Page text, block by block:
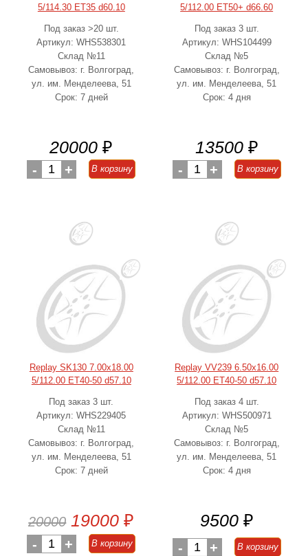
5/114.30 ET35 d60.10
Под заказ >20 шт.
Артикул: WHS538301
Склад №11
Самовывоз: г. Волгоград,
ул. им. Менделеева, 51
Срок: 7 дней
20000 ₽
- 1 + В корзину
5/112.00 ET50+ d66.60
Под заказ 3 шт.
Артикул: WHS104499
Склад №5
Самовывоз: г. Волгоград,
ул. им. Менделеева, 51
Срок: 4 дня
13500 ₽
- 1 + В корзину
Replay SK130 7.00x18.00
5/112.00 ET40-50 d57.10
Под заказ 3 шт.
Артикул: WHS229405
Склад №11
Самовывоз: г. Волгоград,
ул. им. Менделеева, 51
Срок: 7 дней
20000 19000 ₽
- 1 + В корзину
Replay VV239 6.50x16.00
5/112.00 ET40-50 d57.10
Под заказ 4 шт.
Артикул: WHS500971
Склад №5
Самовывоз: г. Волгоград,
ул. им. Менделеева, 51
Срок: 4 дня
9500 ₽
- 1 + В корзину